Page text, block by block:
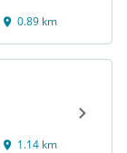
0.89 km
1.14 km